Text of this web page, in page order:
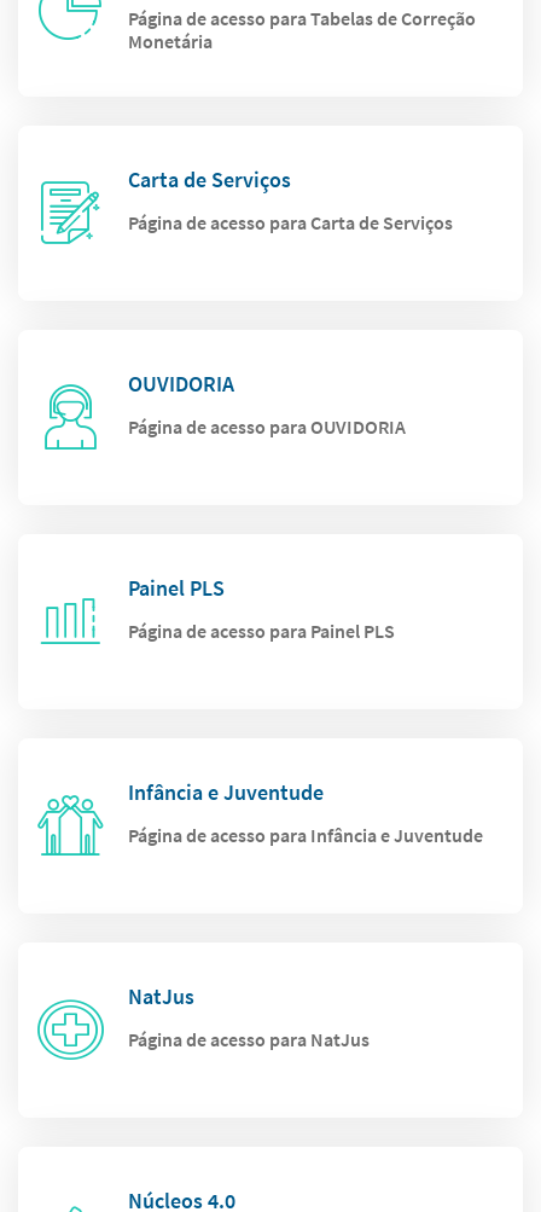
Página de acesso para Tabelas de Correção
Monetária
Carta de Serviços
Página de acesso para Carta de Serviços
OUVIDORIA
Página de acesso para OUVIDORIA
Painel PLS
Página de acesso para Painel PLS
Infância e Juventude
Página de acesso para Infância e Juventude
NatJus
Página de acesso para NatJus
Núcleos 4.0